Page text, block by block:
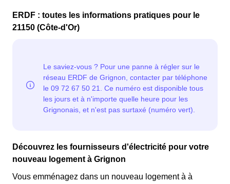
ERDF : toutes les informations pratiques pour le
21150 (Côte-d'Or)
Découvrez les fournisseurs d'électricité pour votre
nouveau logement à Grignon
Vous emménagez dans un nouveau logement à à